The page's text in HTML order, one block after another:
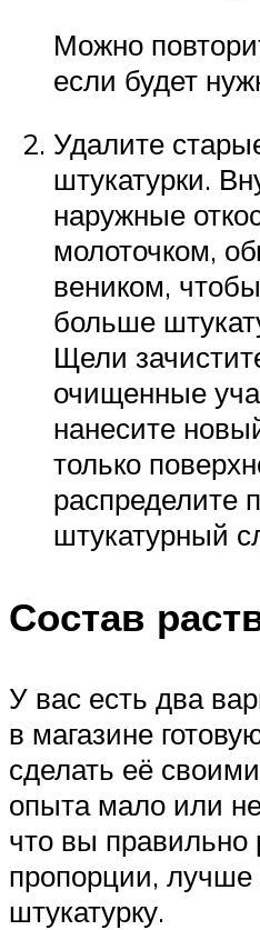
Можно
если будет
Удалите
штукатурки.
наружные
молоточком,
веником,
больше
Щели
очищенные
нанесите
только
распределите
штукатурный
Состав
У вас есть два
в магазине
сделать её
опыта мало или
что вы правильно
пропорции, лучше
штукатурку.